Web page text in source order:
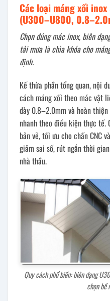
Các loại máng xối
(U300–U800,
Chọn đúng mác inox, biên
tải mưa là chìa khóa cho
định.
Kế thừa phần tổng quan, nội
cách máng xối theo mác vật
dày 0.8–2.0mm và hoàn
nhanh theo điều kiện thực tế.
bản vẽ, tối ưu cho chấn CNC
giảm sai số, rút ngắn thời
nhà thầu.
Quy cách phổ biến: biên dạng
chọn bề